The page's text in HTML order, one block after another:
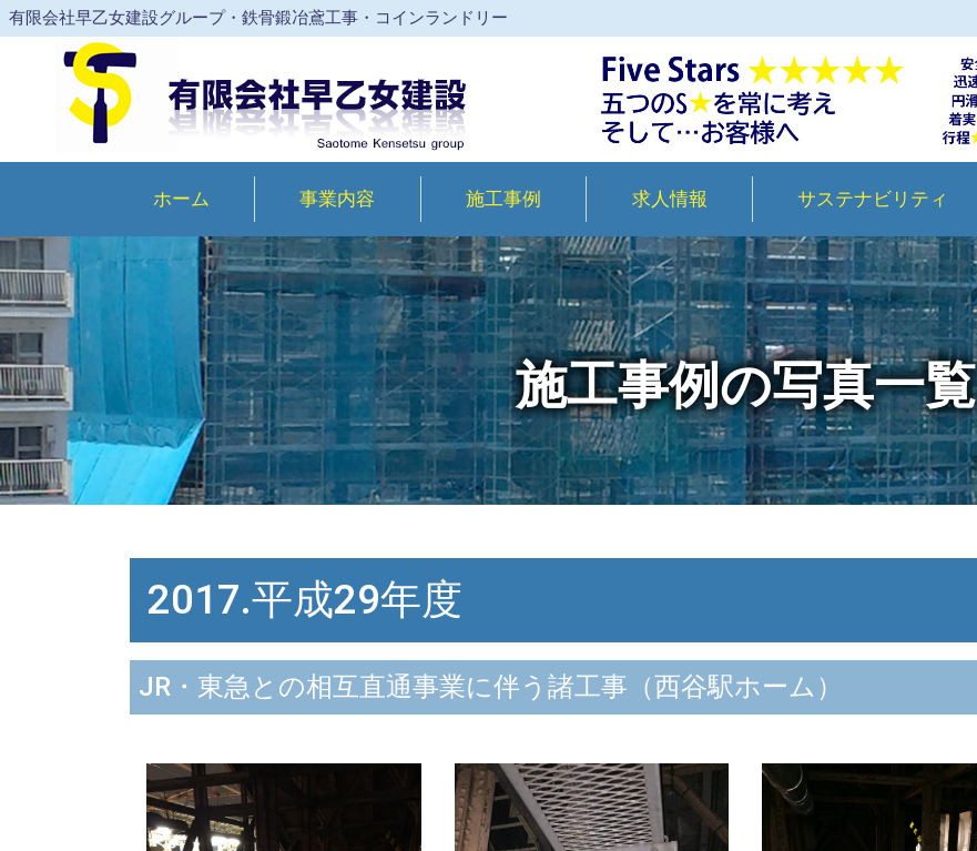
有限会社早乙女建設グループ・鉄骨鍛冶鳶工事・コインランドリー
ホーム 事業内容 施工事例 求人情報 サステナビリティ
施工事例の写真一覧
2017.平成29年度
JR・東急との相互直通事業に伴う諸工事（西谷駅ホーム）